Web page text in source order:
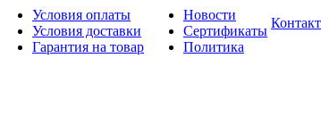
Условия оплаты
Условия доставки
Гарантия на товар
Новости
Сертификаты
Политика